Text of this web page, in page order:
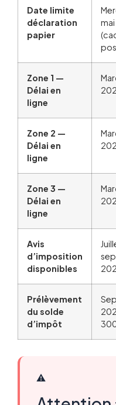
Date limite
déclaration
papier
Zone 1 —
Délai en
ligne
Zone 2 —
Délai en
ligne
Zone 3 —
Délai en
ligne
Avis
d’imposition
disponibles
Prélèvement
du solde
d’impôt
⚠️